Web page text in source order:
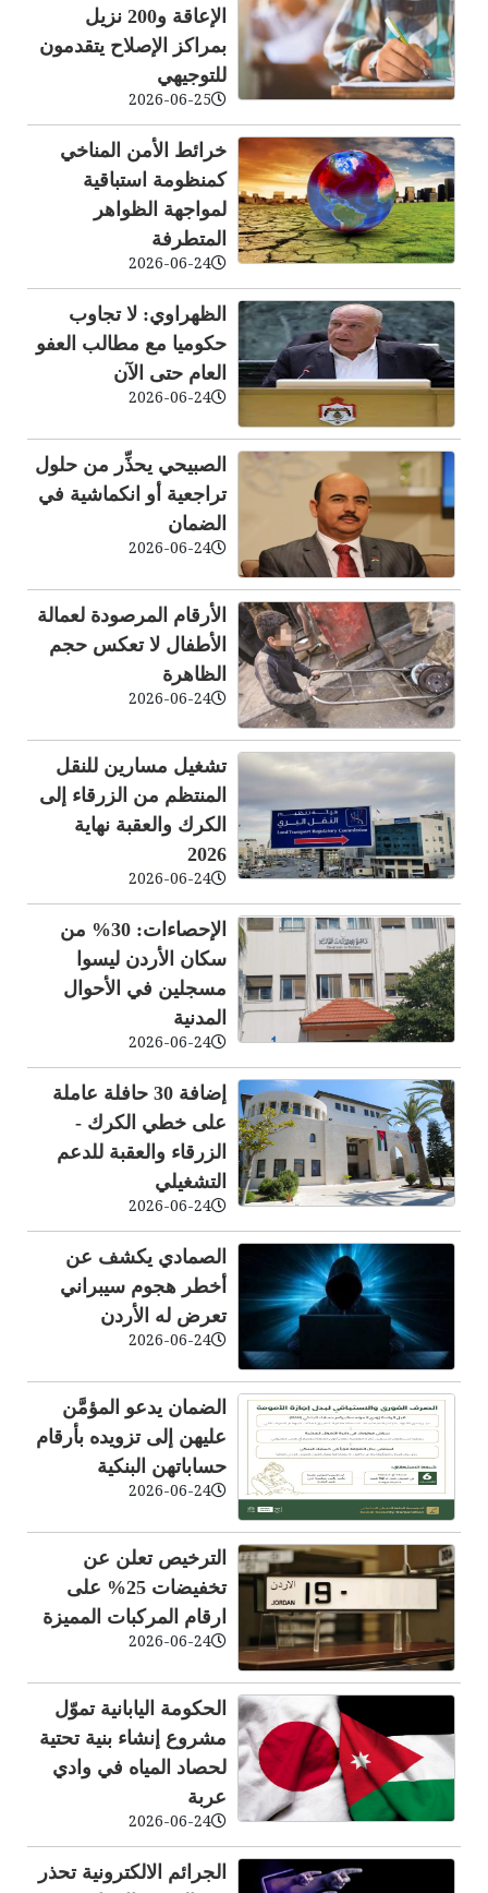
الإعاقة و200 نزيل
بمراكز الإصلاح يتقدمون
للتوجيهي
2026-06-25
خرائط الأمن المناخي
كمنظومة استباقية
لمواجهة الظواهر
المتطرفة
2026-06-24
الظهراوي: لا تجاوب
حكوميا مع مطالب العفو
العام حتى الآن
2026-06-24
الصبيحي يحذِّر من حلول
تراجعية أو انكماشية في
الضمان
2026-06-24
الأرقام المرصودة لعمالة
الأطفال لا تعكس حجم
الظاهرة
2026-06-24
تشغيل مسارين للنقل
المنتظم من الزرقاء إلى
الكرك والعقبة نهاية
2026
2026-06-24
الإحصاءات: 30% من
سكان الأردن ليسوا
مسجلين في الأحوال
المدنية
2026-06-24
إضافة 30 حافلة عاملة
على خطي الكرك -
الزرقاء والعقبة للدعم
التشغيلي
2026-06-24
الصمادي يكشف عن
أخطر هجوم سيبراني
تعرض له الأردن
2026-06-24
الضمان يدعو المؤمَّن
عليهن إلى تزويده بأرقام
حساباتهن البنكية
2026-06-24
الترخيص تعلن عن
تخفيضات 25% على
ارقام المركبات المميزة
2026-06-24
الحكومة اليابانية تموّل
مشروع إنشاء بنية تحتية
لحصاد المياه في وادي
عربة
2026-06-24
الجرائم الالكترونية تحذر